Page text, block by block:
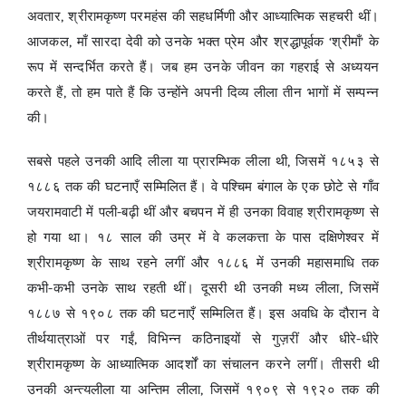
अवतार, श्रीरामकृष्ण परमहंस की सहधर्मिणी और आध्यात्मिक सहचरी थीं।
आजकल, माँ सारदा देवी को उनके भक्त प्रेम और श्रद्धापूर्वक ‘श्रीमाँ’ के
रूप में सन्दर्भित करते हैं। जब हम उनके जीवन का गहराई से अध्ययन
करते हैं, तो हम पाते हैं कि उन्होंने अपनी दिव्य लीला तीन भागों में सम्पन्न
की।
सबसे पहले उनकी आदि लीला या प्रारम्भिक लीला थी, जिसमें १८५३ से
१८८६ तक की घटनाएँ सम्मिलित हैं। वे पश्चिम बंगाल के एक छोटे से गाँव
जयरामवाटी में पली-बढ़ी थीं और बचपन में ही उनका विवाह श्रीरामकृष्ण से
हो गया था। १८ साल की उम्र में वे कलकत्ता के पास दक्षिणेश्वर में
श्रीरामकृष्ण के साथ रहने लगीं और १८८६ में उनकी महासमाधि तक
कभी-कभी उनके साथ रहती थीं। दूसरी थी उनकी मध्य लीला, जिसमें
१८८७ से १९०८ तक की घटनाएँ सम्मिलित हैं। इस अवधि के दौरान वे
तीर्थयात्राओं पर गईं, विभिन्न कठिनाइयों से गुज़रीं और धीरे-धीरे
श्रीरामकृष्ण के आध्यात्मिक आदर्शों का संचालन करने लगीं। तीसरी थी
उनकी अन्त्यलीला या अन्तिम लीला, जिसमें १९०९ से १९२० तक की